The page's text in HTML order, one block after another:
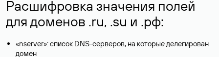
Расшифровка значения полей
для доменов .ru, .su и .рф:
«nserver»: список DNS-серверов, на которые делегирован
домен